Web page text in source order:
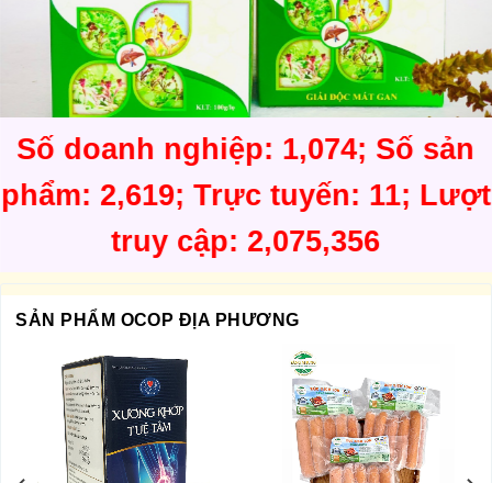
Số doanh nghiệp: 1,074; Số sản
phẩm: 2,619; Trực tuyến: 11; Lượt
truy cập: 2,075,356
SẢN PHẨM OCOP ĐỊA PHƯƠNG